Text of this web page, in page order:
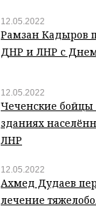
12.05.2022
Рамзан Кадыров
ДНР и ЛНР с
12.05.2022
Чеченские
зданиях
ЛНР
12.05.2022
Ахмед Дудаев
лечение